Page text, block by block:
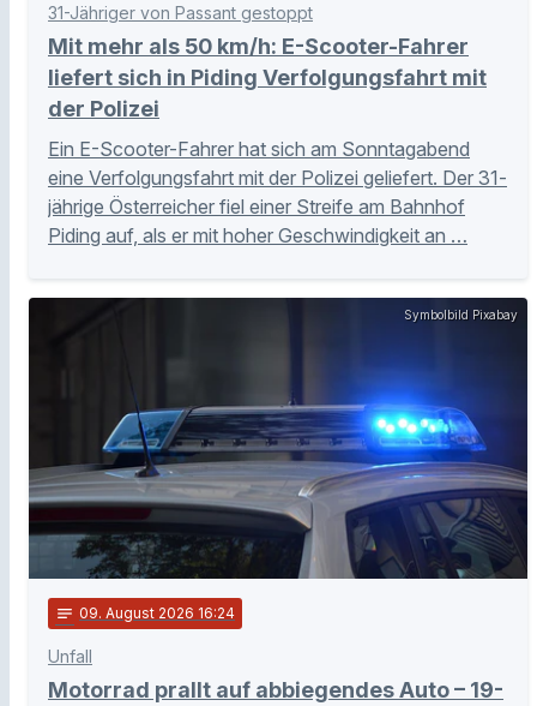
31-Jähriger von Passant gestoppt
Mit mehr als 50 km/h: E-Scooter-Fahrer
liefert sich in Piding Verfolgungsfahrt mit
der Polizei
Ein E-Scooter-Fahrer hat sich am Sonntagabend
eine Verfolgungsfahrt mit der Polizei geliefert. Der 31-
jährige Österreicher fiel einer Streife am Bahnhof
Piding auf, als er mit hoher Geschwindigkeit an …
Symbolbild Pixabay
notes 09. August 2026 16:24
Unfall
Motorrad prallt auf abbiegendes Auto – 19-